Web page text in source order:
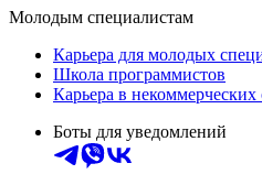
Молодым специалистам
Карьера для молодых
Школа программистов
Карьера в некоммерческих
Боты для уведомлений